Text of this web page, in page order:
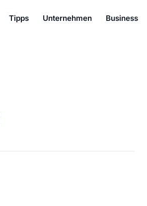
Tipps Unternehmen Business